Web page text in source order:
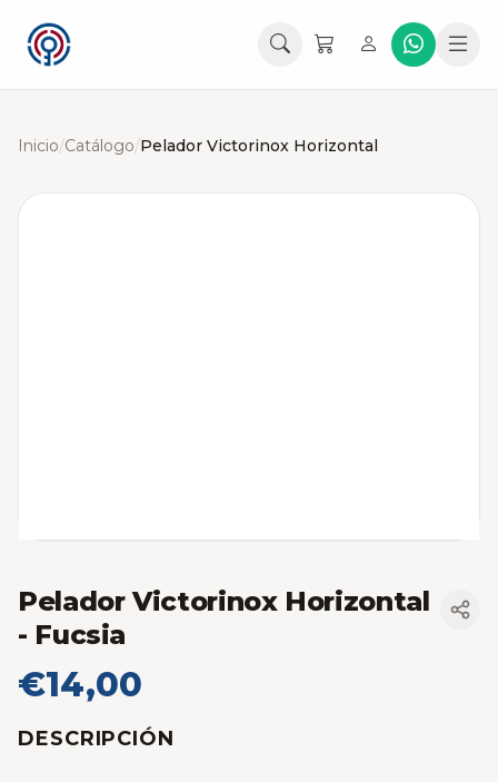
Inicio/Catálogo/Pelador Victorinox Horizontal
Pelador Victorinox Horizontal
- Fucsia
€14,00
DESCRIPCIÓN